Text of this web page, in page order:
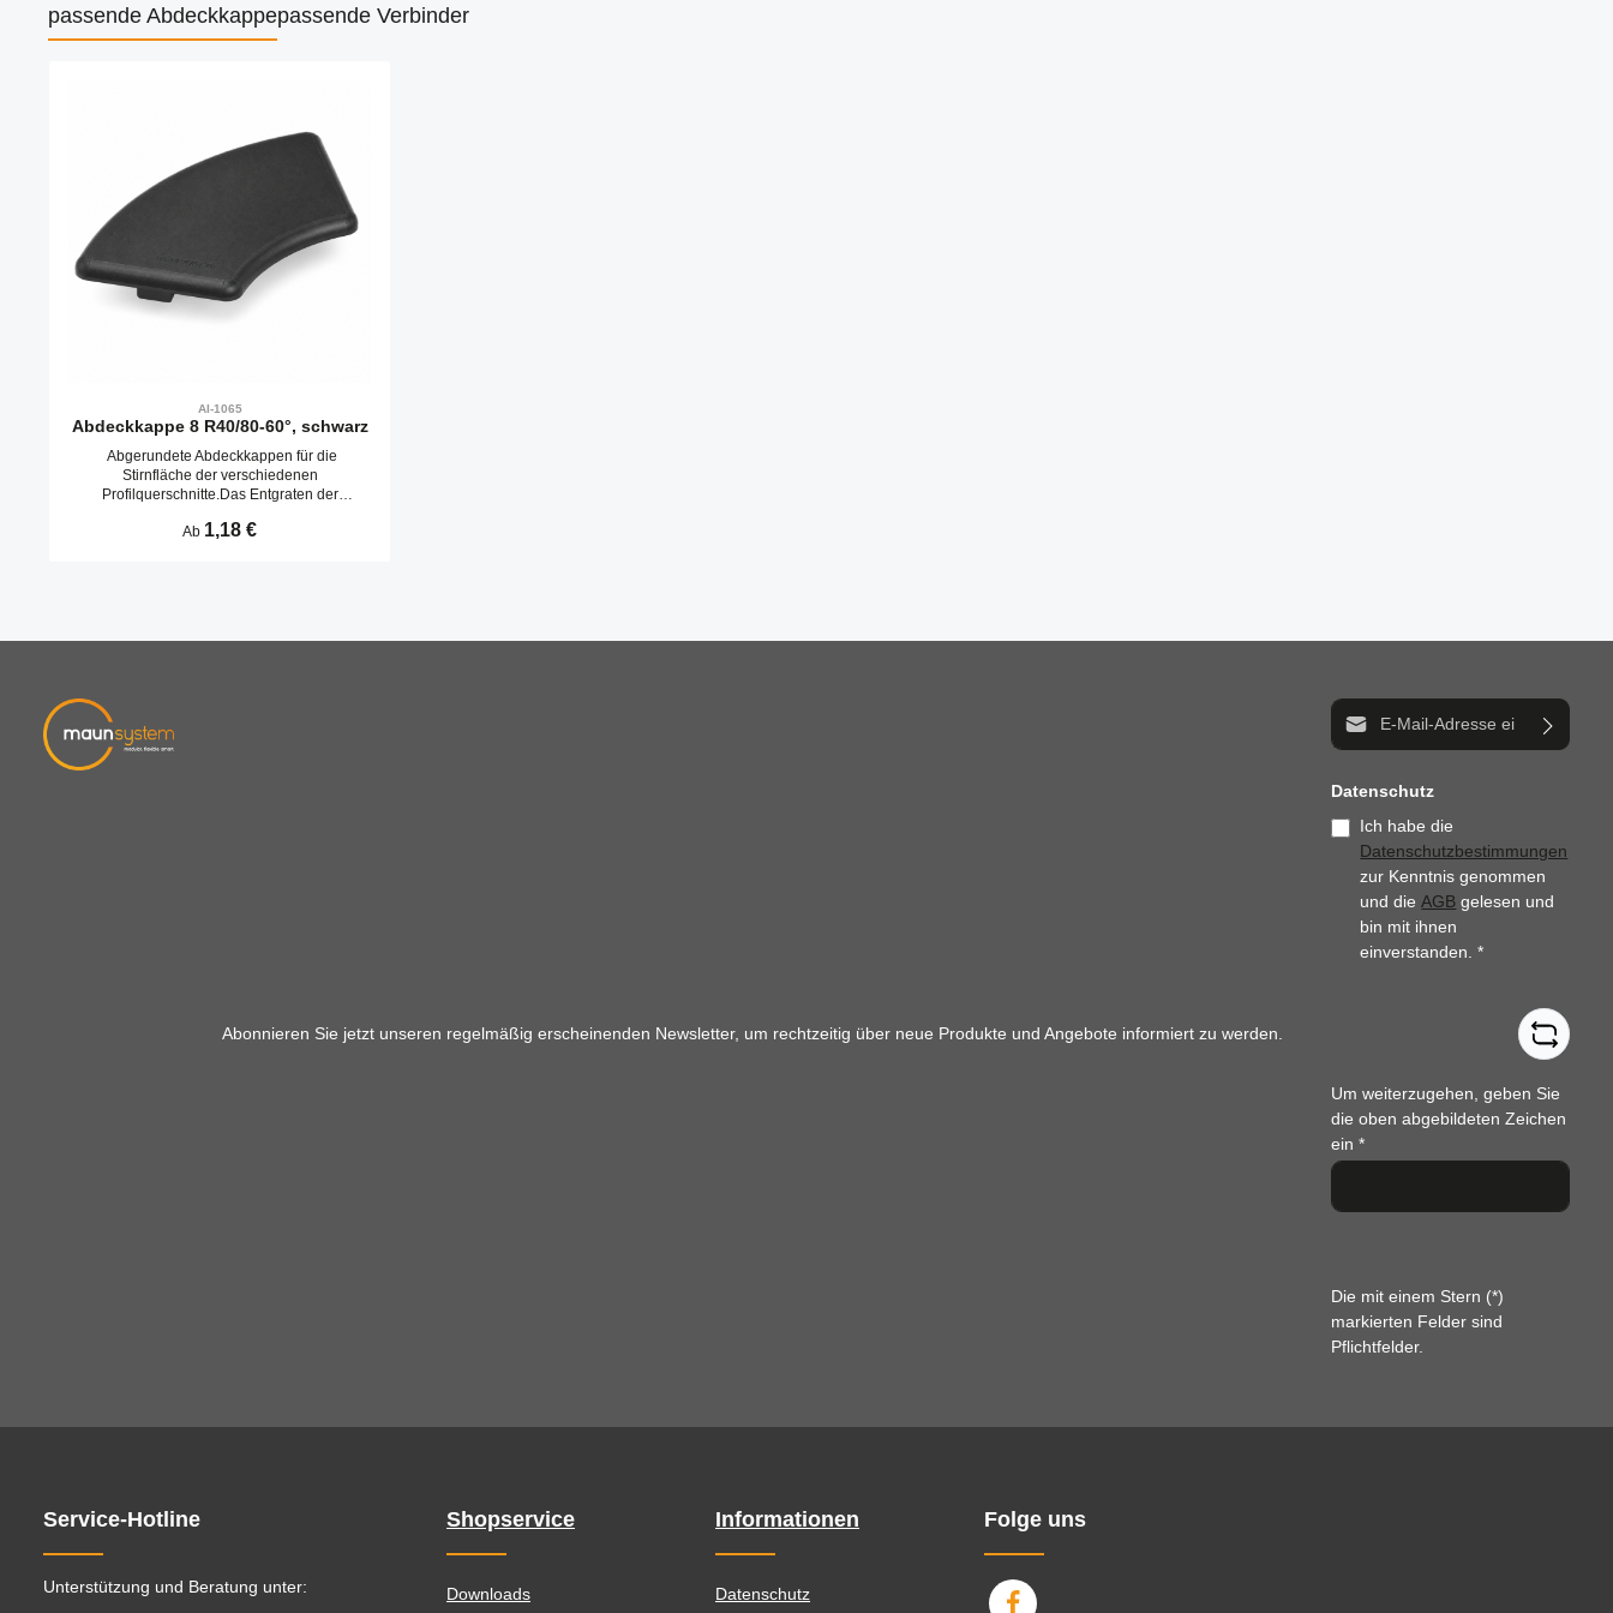
passende Abdeckkappepassende Verbinder
AI-1065
Abdeckkappe 8 R40/80-60°, schwarz
Abgerundete Abdeckkappen für die
Stirnfläche der verschiedenen
Profilquerschnitte.Das Entgraten der
durch Aufschlagen in die Kernbohrungen
Regulärer Preis:
Ab 1,18 €
Abonnieren Sie jetzt unseren regelmäßig erscheinenden Newsletter, um rechtzeitig über neue Produkte und Angebote informiert zu werden.
E-Mail-Adresse*
Datenschutz
Ich habe die
Datenschutzbestimmungen
zur Kenntnis genommen
und dieAGB gelesen und
bin mit ihnen
einverstanden.*
Um weiterzugehen, geben Sie
die oben abgebildeten Zeichen
ein*
Die mit einem Stern (*)
markierten Felder sind
Pflichtfelder.
Service-Hotline
Unterstützung und Beratung unter:
Shopservice
Downloads
Informationen
Datenschutz
Folge uns